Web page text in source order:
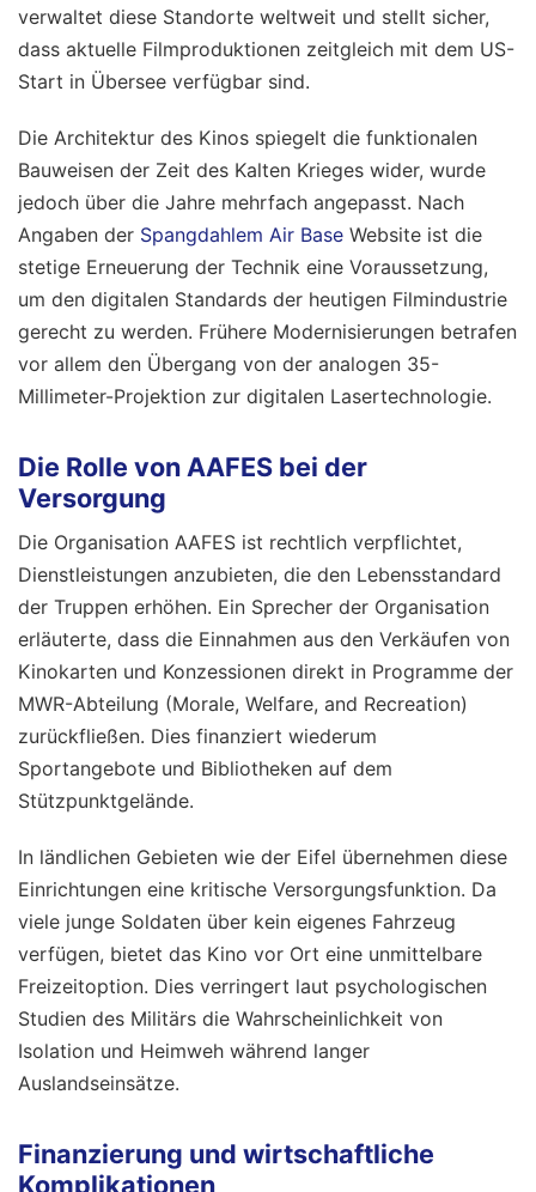
verwaltet diese Standorte weltweit und stellt sicher,
dass aktuelle Filmproduktionen zeitgleich mit dem US-
Start in Übersee verfügbar sind.
Die Architektur des Kinos spiegelt die funktionalen
Bauweisen der Zeit des Kalten Krieges wider, wurde
jedoch über die Jahre mehrfach angepasst. Nach
Angaben der Spangdahlem Air Base Website ist die
stetige Erneuerung der Technik eine Voraussetzung,
um den digitalen Standards der heutigen Filmindustrie
gerecht zu werden. Frühere Modernisierungen betrafen
vor allem den Übergang von der analogen 35-
Millimeter-Projektion zur digitalen Lasertechnologie.
Die Rolle von AAFES bei der
Versorgung
Die Organisation AAFES ist rechtlich verpflichtet,
Dienstleistungen anzubieten, die den Lebensstandard
der Truppen erhöhen. Ein Sprecher der Organisation
erläuterte, dass die Einnahmen aus den Verkäufen von
Kinokarten und Konzessionen direkt in Programme der
MWR-Abteilung (Morale, Welfare, and Recreation)
zurückfließen. Dies finanziert wiederum
Sportangebote und Bibliotheken auf dem
Stützpunktgelände.
In ländlichen Gebieten wie der Eifel übernehmen diese
Einrichtungen eine kritische Versorgungsfunktion. Da
viele junge Soldaten über kein eigenes Fahrzeug
verfügen, bietet das Kino vor Ort eine unmittelbare
Freizeitoption. Dies verringert laut psychologischen
Studien des Militärs die Wahrscheinlichkeit von
Isolation und Heimweh während langer
Auslandseinsätze.
Finanzierung und wirtschaftliche
Komplikationen